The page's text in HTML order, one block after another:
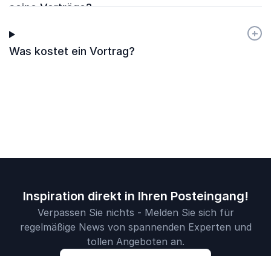
seine Vorträge?
Was kostet ein Vortrag?
+
-
Inspiration direkt in Ihren Posteingang!
Verpassen Sie nichts - Melden Sie sich für
regelmäßige News von spannenden Experten und
tollen Angeboten an.